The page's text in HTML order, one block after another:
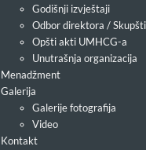
Godišnji izvještaji
Odbor direktora /
Opšti akti UMHCG-a
Unutrašnja organizacija
Menadžment
Galerija
Galerije fotografija
Video
Kontakt